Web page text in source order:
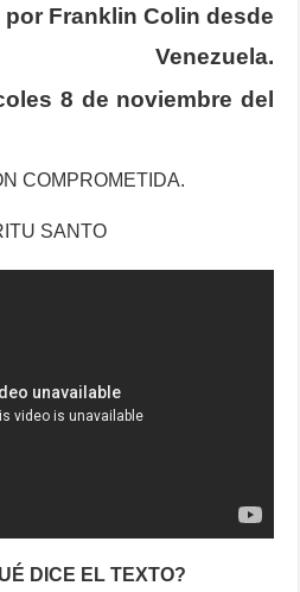
Franklin Colin desde
Venezuela.
8 de noviembre del
COMPROMETIDA.
SANTO
DICE EL TEXTO?